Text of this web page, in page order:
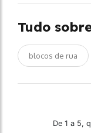
Tudo
blocos de rua
De 1 a 5,